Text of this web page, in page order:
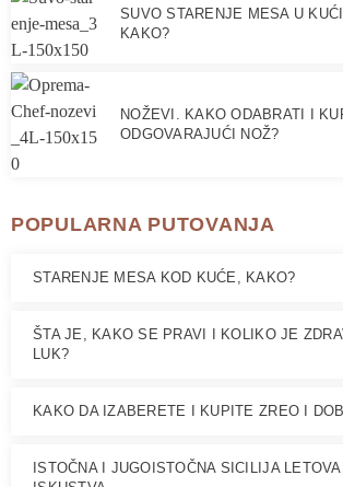
SUVO STARENJE MESA U
KAKO?
NOŽEVI. KAKO ODABRATI I
ODGOVARAJUĆI NOŽ?
POPULARNA PUTOVANJA
STARENJE MESA KOD KUĆE, KAKO?
ŠTA JE, KAKO SE PRAVI I KOLIKO JE
LUK?
KAKO DA IZABERETE I KUPITE ZREO I
ISTOČNA I JUGOISTOČNA SICILIJA